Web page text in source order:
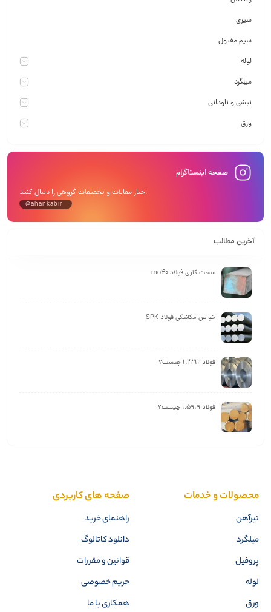
سپری
سیم مفتول
لوله
میلگرد
نبشی و ناودانی
ورق
صفحه اینستاگرام
اخبار مقالات و تخفیفات گروهی را دنبال کنید
@ahankabir
آخرین مطالب
سخت کاری فولاد mo40
خواص مکانیکی فولاد SPK
فولاد 1.2312 چیست؟
فولاد 1.5919 چیست؟
محصولات و خدمات
تیرآهن
میلگرد
پروفیل
لوله
ورق
صفحه های کاربردی
راهنمای خرید
دانلود کاتالوگ
قوانین و مقررات
حریم خصوصی
همکاری با ما